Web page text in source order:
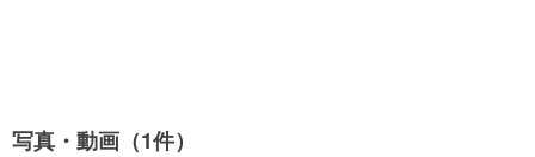
写真・動画（1件）